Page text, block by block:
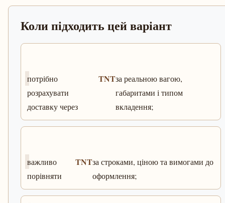
Коли підходить цей варіант
потрібно
розрахувати
доставку через
TNTза реальною вагою,
габаритами і типом
вкладення;
важливо
порівняти
TNTза строками, ціною та вимогами до
оформлення;